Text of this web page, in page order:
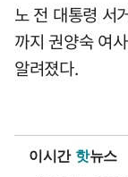
노 전 대통령 서
까지 권양숙 여
알려졌다.
이시간 핫뉴스